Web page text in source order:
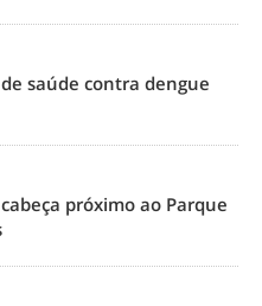
saúde contra dengue
próximo ao Parque